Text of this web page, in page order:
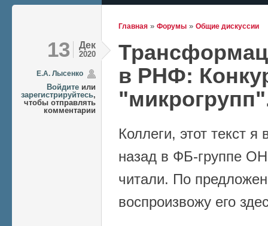
Вы здесь
Главная » Форумы » Общие дискуссии
13 Дек
2020
Е.А. Лысенко
Войдите или
зарегистрируйтесь,
чтобы отправлять
комментарии
в РНФ:
Коллеги, этот текст
назад в ФБ-группе
читали. По
воспроизвожу его